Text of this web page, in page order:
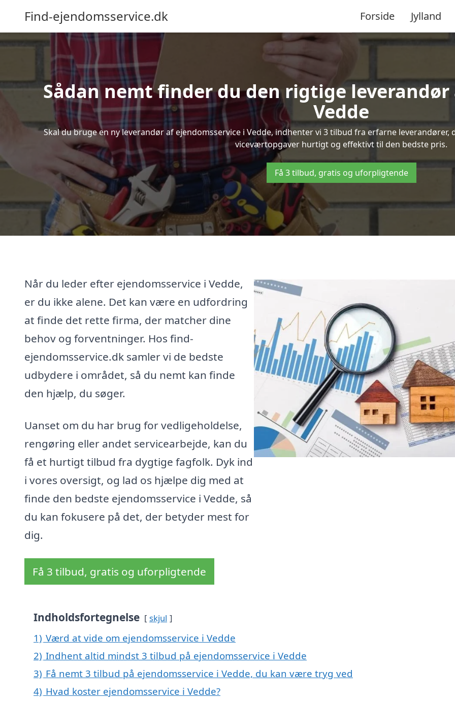
Find-ejendomsservice.dk Forside Jylland
Sådan nemt finder du den rigtige leverandør
Vedde
Skal du bruge en ny leverandør af ejendomsservice i Vedde, indhenter vi 3 tilbud fra erfarne leverandører,
viceværtopgaver hurtigt og effektivt til den bedste pris.
Få 3 tilbud, gratis og uforpligtende
Når du leder efter ejendomsservice i Vedde,
er du ikke alene. Det kan være en udfordring
at finde det rette firma, der matcher dine
behov og forventninger. Hos find-
ejendomsservice.dk samler vi de bedste
udbydere i området, så du nemt kan finde
den hjælp, du søger.
Uanset om du har brug for vedligeholdelse,
rengøring eller andet servicearbejde, kan du
få et hurtigt tilbud fra dygtige fagfolk. Dyk ind
i vores oversigt, og lad os hjælpe dig med at
finde den bedste ejendomsservice i Vedde, så
du kan fokusere på det, der betyder mest for
dig.
Få 3 tilbud, gratis og uforpligtende
Indholdsfortegnelse skjul
1) Værd at vide om ejendomsservice i Vedde
2) Indhent altid mindst 3 tilbud på ejendomsservice i Vedde
3) Få nemt 3 tilbud på ejendomsservice i Vedde, du kan være tryg ved
4) Hvad koster ejendomsservice i Vedde?